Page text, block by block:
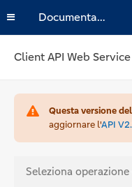
Documentazione
Client API Web Service
Questa versione
aggiornare l'API